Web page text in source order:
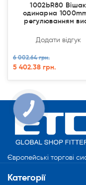
1002bR80 Вішак
одинарна
регулюванням
Додати відгук
6 002.64 грн.
5 402.38 грн.
Європейські торгові
Категорії